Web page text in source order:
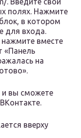
полях. Нажмите
в котором
для входа.
нажмите вместе
«Панель
на
и вы сможете
вверху